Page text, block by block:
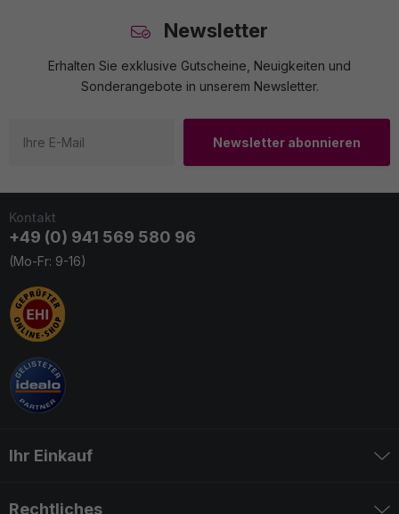
Newsletter
Erhalten Sie exklusive Gutscheine, Neuigkeiten und
Sonderangebote in unserem Newsletter.
Newsletter abonnieren
Kontakt
+49 (0) 941 569 580 96
(Mo-Fr: 9-16)
Ihr Einkauf
Rechtliches